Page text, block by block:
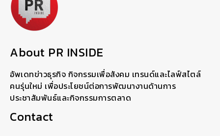
About PR INSIDE
อัพเดทข่าวธุรกิจ กิจกรรมเพื่อสังคม เทรนด์และไลฟ์สไตล์
คนรุ่นใหม่ เพื่อประโยชน์ต่อการพัฒนางานด้านการ
ประชาสัมพันธ์และกิจกรรมการตลาด
Contact